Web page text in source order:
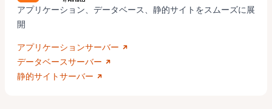
アプリケーション、データベース、静的サイトをスムーズに展
開
アプリケーションサーバー
データベースサーバー
静的サイトサーバー